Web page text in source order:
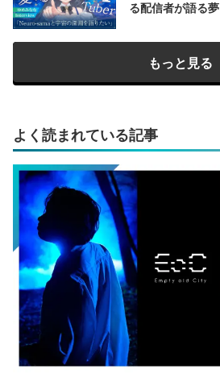
る配信者が語る夢
もっと見る
よく読まれている記事